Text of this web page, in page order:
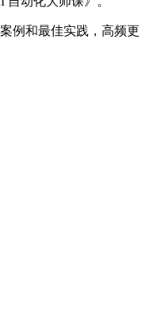
例和最佳实践，高频更